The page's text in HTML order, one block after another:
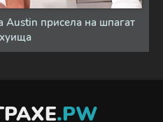
присела на шпагат
.PW